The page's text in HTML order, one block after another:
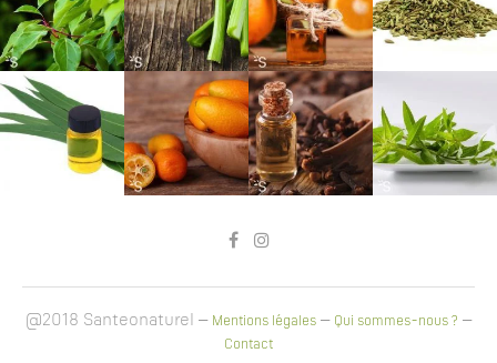
@2018 Santeonaturel – Mentions légales – Qui sommes-nous ? –
Contact